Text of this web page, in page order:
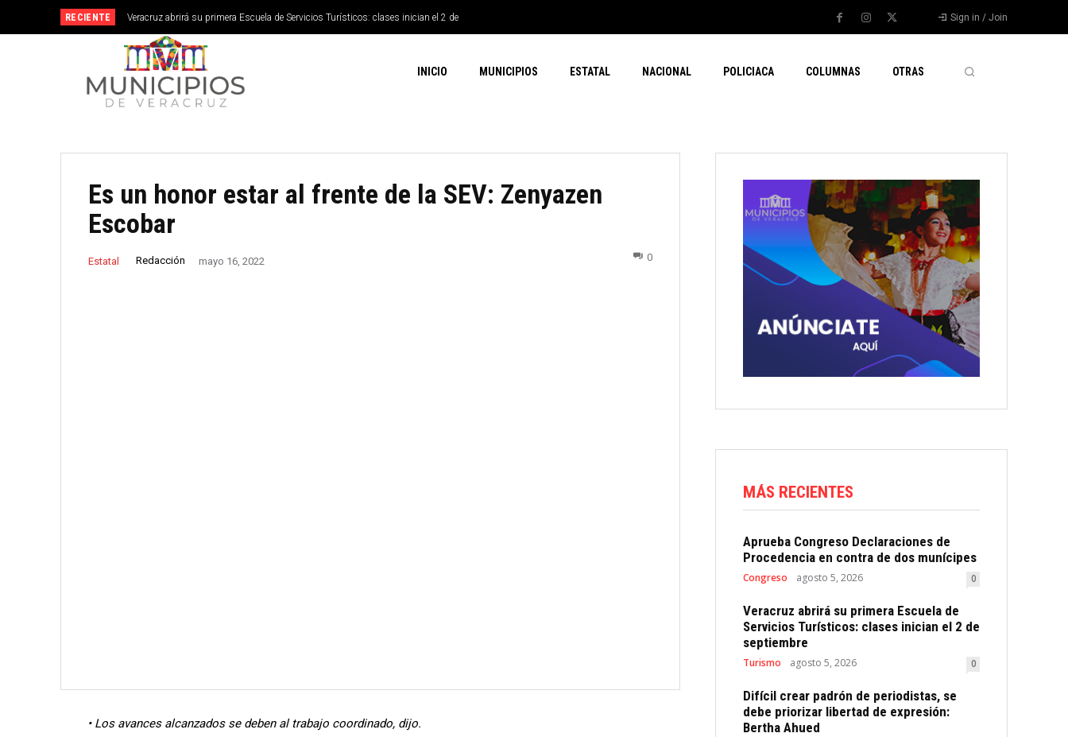
RECIENTE
Veracruz abrirá su primera Escuela de Servicios Turísticos: clases inician el 2 de
septiembre
Sign in / Join
INICIO MUNICIPIOS ESTATAL NACIONAL POLICIACA COLUMNAS OTRAS
Es un honor estar al frente de la SEV: Zenyazen
Escobar
Estatal Redacción mayo 16, 2022 0
• Los avances alcanzados se deben al trabajo coordinado, dijo.
MÁS RECIENTES
Aprueba Congreso Declaraciones de
Procedencia en contra de dos munícipes
Congreso agosto 5, 2026 0
Veracruz abrirá su primera Escuela de
Servicios Turísticos: clases inician el 2 de
septiembre
Turismo agosto 5, 2026 0
Difícil crear padrón de periodistas, se
debe priorizar libertad de expresión:
Bertha Ahued